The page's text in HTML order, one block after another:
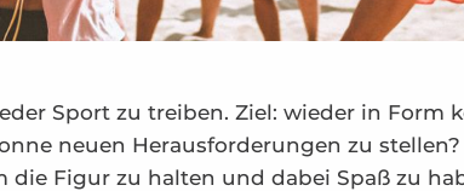
Sport zu treiben. Ziel: wieder in Form
neuen Herausforderungen zu
die Figur zu halten und dabei Spaß zu